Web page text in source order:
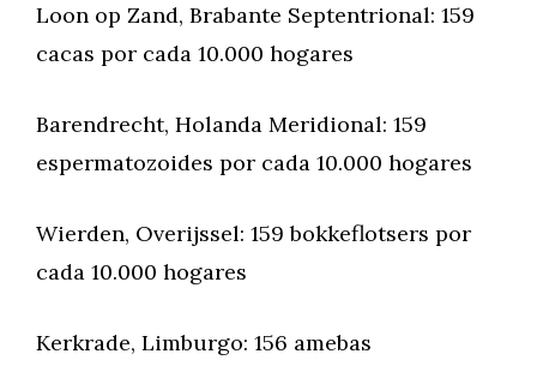
Loon op Zand, Brabante Septentrional: 159
cacas por cada 10.000 hogares
Barendrecht, Holanda Meridional: 159
espermatozoides por cada 10.000 hogares
Wierden, Overijssel: 159 bokkeflotsers por
cada 10.000 hogares
Kerkrade, Limburgo: 156 amebas